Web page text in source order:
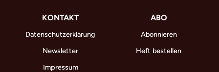
KONTAKT
Datenschutzerklärung
Newsletter
Impressum
ABO
Abonnieren
Heft bestellen